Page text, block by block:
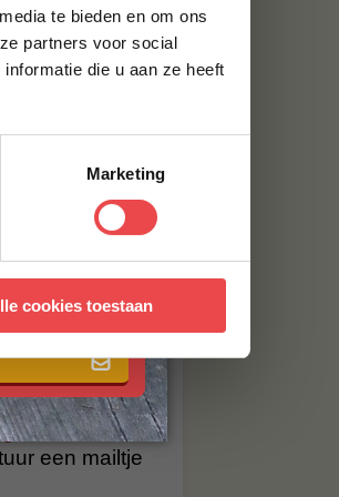
te bieden en om ons
partners voor social
die u aan ze heeft
Marketing
cookies toestaan
van het
aan zijn
past deze
hele familie.
meer op
van
. Staat
een mailtje